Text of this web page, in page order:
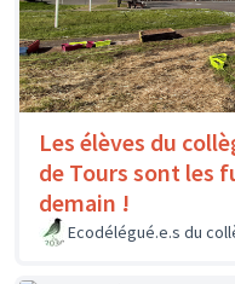
Les élèves du
de Tours sont les
demain !
Ecodélégué.e.s du